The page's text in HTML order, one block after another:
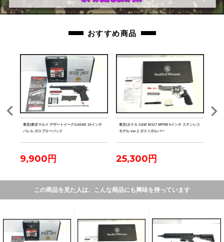
おすすめ商品
東京)東京マルイ デザートイーグル50AE 10インチ
バレル ガスブローバック
9,900円
東京)タナカ S&W M327 MPR8 5インチ ステンレス
モデル ver.2 ガスリボルバー
25,300円
この商品を見た人は、こんな商品にも興味を持っています